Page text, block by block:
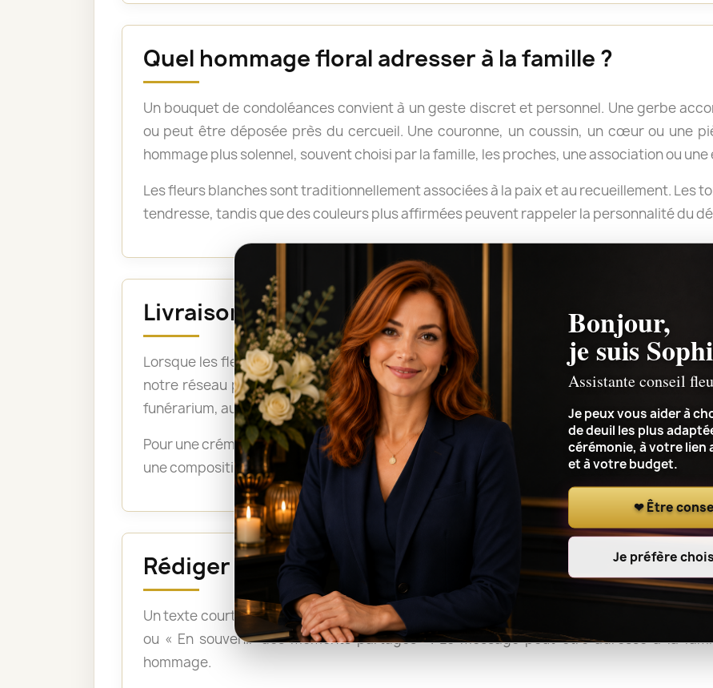
Quel hommage floral adresser à la famille ?
Un bouquet de condoléances convient à un geste discret et personnel. Une gerbe
ou peut être déposée près du cercueil. Une couronne, un coussin, un cœur ou une
hommage plus solennel, souvent choisi par la famille, les proches, une association ou
Les fleurs blanches sont traditionnellement associées à la paix et au recueillement. Les
tendresse, tandis que des couleurs plus affirmées peuvent rappeler la personnalité du
Livraison avant la cérémonie
Lorsque les fleurs doivent être présentes pour les obsèques, indiquez précisément
notre réseau peut ainsi organiser la livraison avant le début de la cérémonie et
funérarium, aux pompes funèbres, au lieu de culte ou au point de rendez-vous indiqué.
Pour une crémation, les bouquets et les gerbes sont généralement faciles à déplacer
une composition montée sur support, il peut être utile de vérifier les consignes du
Rédiger un message de condoléances
Un texte court et sincère suffit : « Sincères condoléances », « Avec toute notre affection
ou « En souvenir des moments partagés ». Le message peut être adressé à la
hommage.
Bonjour,
je suis
Assistante conseil
Je peux vous aider à
de deuil les plus
cérémonie, à votre lien
et à votre budget.
❤ Être
Je préfère